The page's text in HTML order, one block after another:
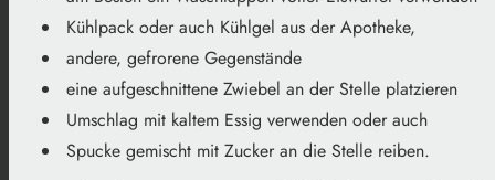
Kühlpack oder auch Kühlgel aus der Apotheke,
andere, gefrorene Gegenstände
eine aufgeschnittene Zwiebel an der Stelle platzieren
Umschlag mit kaltem Essig verwenden oder auch
Spucke gemischt mit Zucker an die Stelle reiben.